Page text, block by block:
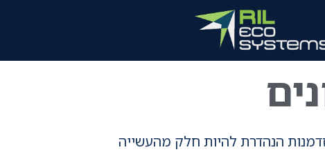
הנהדרת להיות חלק מהעשייה